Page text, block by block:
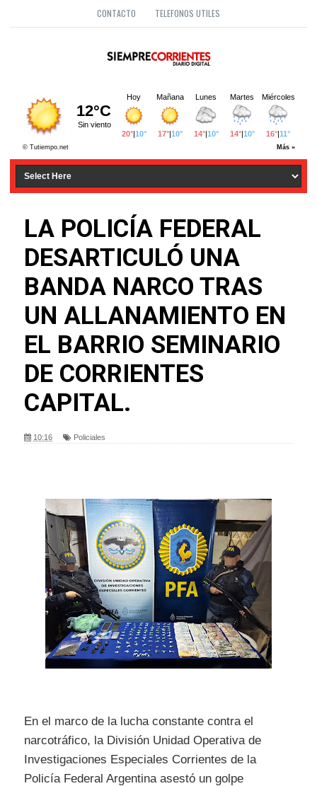
CONTACTO TELEFONOS UTILES
LA POLICÍA FEDERAL
DESARTICULÓ UNA
BANDA NARCO TRAS
UN ALLANAMIENTO EN
EL BARRIO SEMINARIO
DE CORRIENTES
CAPITAL.
10:16 Policiales
En el marco de la lucha constante contra el
narcotráfico, la División Unidad Operativa de
Investigaciones Especiales Corrientes de la
Policía Federal Argentina asestó un golpe